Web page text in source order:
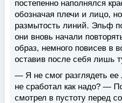
постепенно наполнялся
обозначая плечи и лицо,
размытость линий. Эльф
они вновь начали
образ, немного повисев в
оставив после себя лишь
— Я не смог разглядеть
не сработал как надо? —
смотрел в пустоту перед